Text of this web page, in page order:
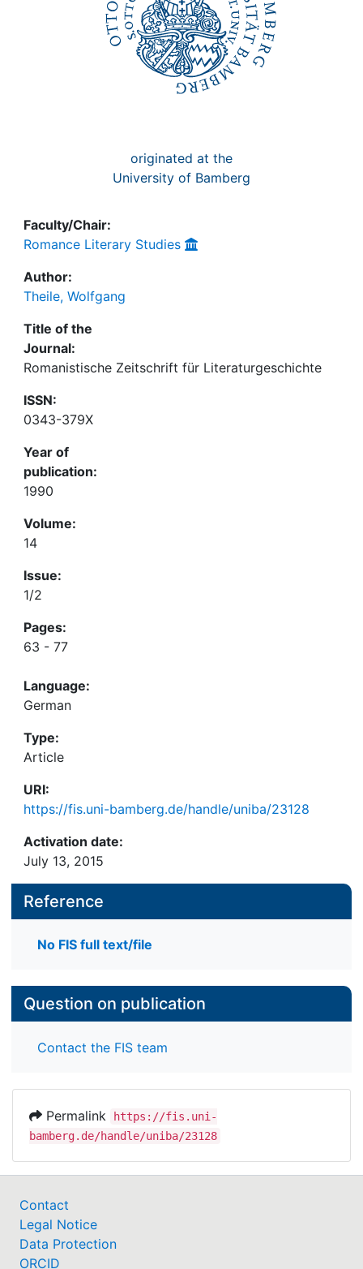
originated at the
University of Bamberg
Faculty/Chair:
Romance Literary Studies
Author:
Theile, Wolfgang
Title of the
Journal:
Romanistische Zeitschrift für Literaturgeschichte
ISSN:
0343-379X
Year of
publication:
1990
Volume:
14
Issue:
1/2
Pages:
63 - 77
Language:
German
Type:
Article
URI:
https://fis.uni-bamberg.de/handle/uniba/23128
Activation date:
July 13, 2015
Reference
No FIS full text/file
Question on publication
Contact the FIS team
Permalink
https://fis.uni-
bamberg.de/handle/uniba/23128
Contact
Legal Notice
Data Protection
ORCID